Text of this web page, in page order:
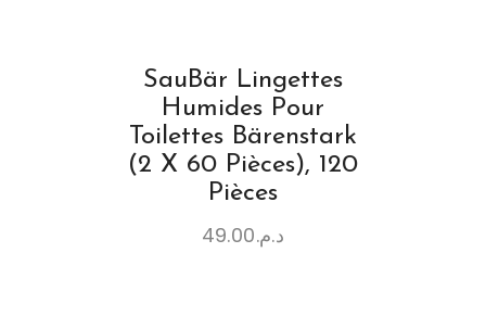
SauBär Lingettes
Humides Pour
Toilettes Bärenstark
(2 X 60 Pièces), 120
Pièces
د.م.49.00